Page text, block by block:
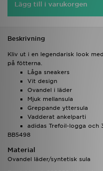
Lägg till i varukorgen
Beskrivning
Kliv ut i en legendarisk look
på fötterna.
Låga sneakers
Vit design
Ovandel i läder
Mjuk mellansula
Greppande yttersula
Vadderat ankelparti
adidas Trefoil-logga och
BB5498
Material
Ovandel läder/syntetisk sula